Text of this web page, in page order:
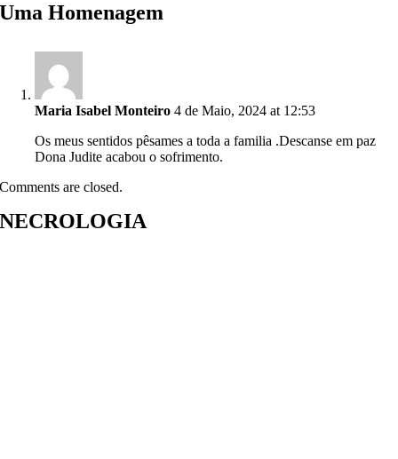
Uma Homenagem
Maria Isabel Monteiro 4 de Maio, 2024 at 12:53
Os meus sentidos pêsames a toda a familia .Descanse em paz
Dona Judite acabou o sofrimento.
Comments are closed.
NECROLOGIA